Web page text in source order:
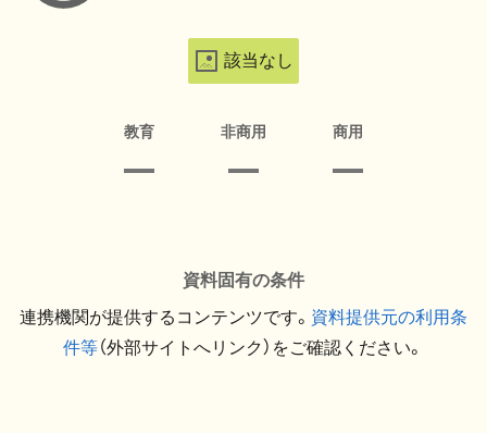
該当なし
教育 非商用 商用
資料固有の条件
連携機関が提供するコンテンツです。 資料提供元の利用条
件等（外部サイトへリンク）をご確認ください。